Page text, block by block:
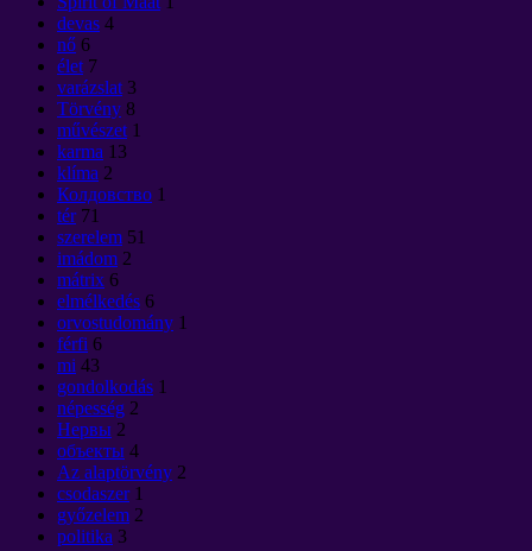
devas 4
nő 6
élet 7
varázslat 3
Törvény 8
művészet 1
karma 13
klíma 2
Колдовство 1
tér 71
szerelem 51
imádom 2
mátrix 6
elmélkedés 6
orvostudomány 1
férfi 6
mi 43
gondolkodás 1
népesség 2
Нервы 2
объекты 4
Az alaptörvény 2
csodaszer 1
győzelem 2
politika 3